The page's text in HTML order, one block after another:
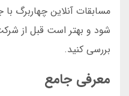
مسابقات آنلاین چهاربرگ
شود و بهتر است قبل از
بررسی کنید.
معرفی جامع